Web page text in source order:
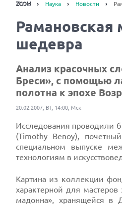
Наука Новости
Рамановская
шедевра
Анализ красочных
Бреси», с помощью
полотна к эпохе
20.02.2007, ВТ, 14:00, Мск
Исследования проводили
(Timothy Benoy),
специальном выпуске
технологиям в
Картина из коллекции
характерной для
мадонна», хранящейся в